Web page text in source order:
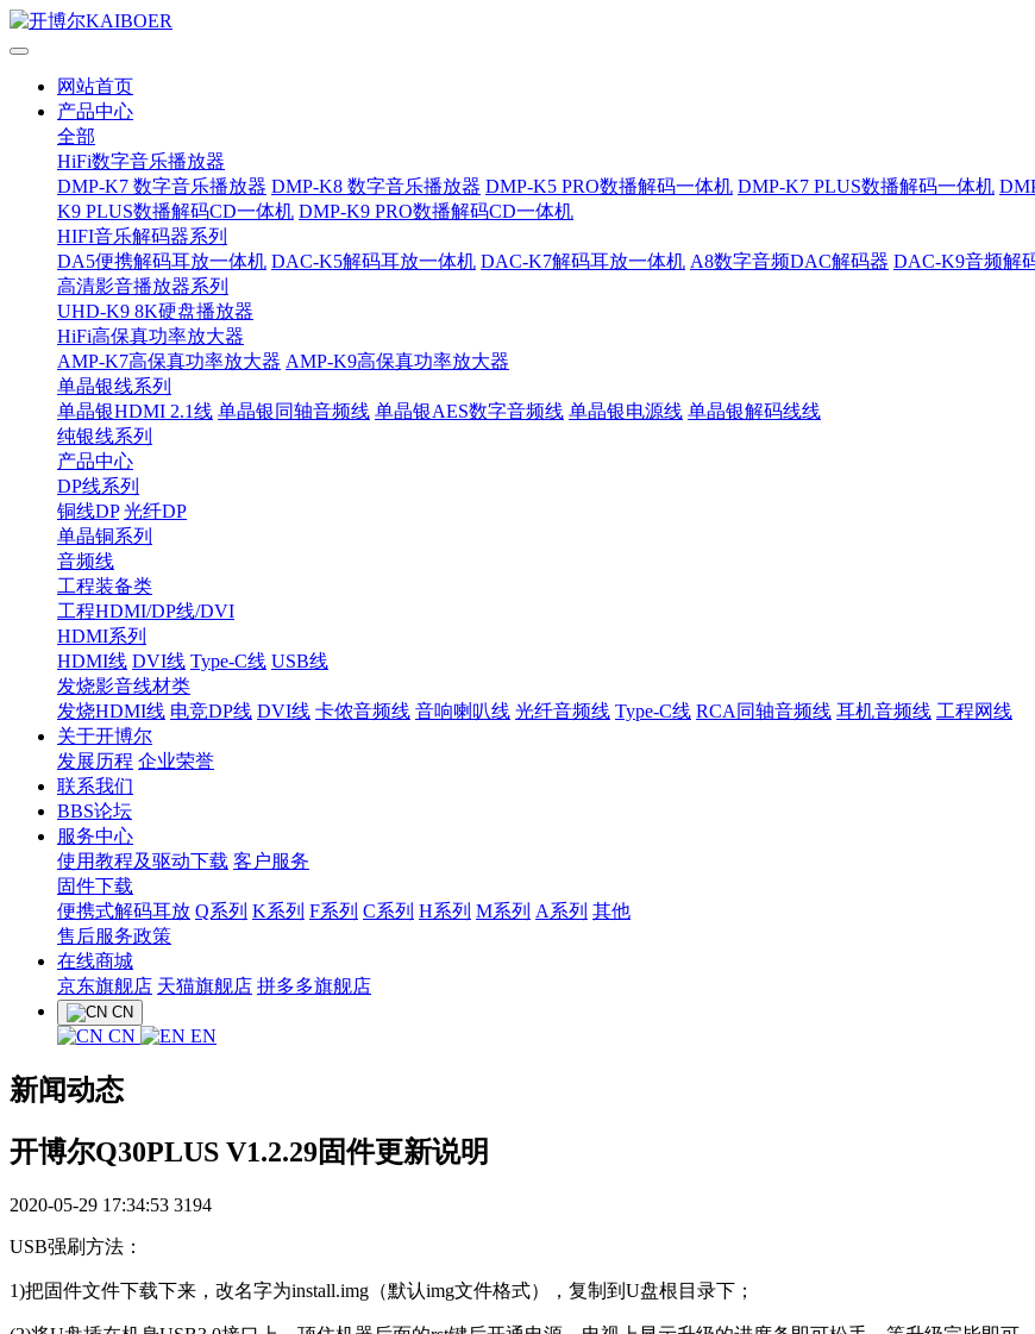
网站首页
产品中心
全部
HiFi数字音乐播放器
DMP-K7 数字音乐播放器 DMP-K8 数字音乐播放器 DMP-K5 PRO数播解码一体机 DMP-K7 PLUS数播解码一体机
K9 PLUS数播解码CD一体机 DMP-K9 PRO数播解码CD一体机
HIFI音乐解码器系列
DA5便携解码耳放一体机 DAC-K5解码耳放一体机 DAC-K7解码耳放一体机 A8数字音频DAC解码器 DAC-K9音频解
高清影音播放器系列
UHD-K9 8K硬盘播放器
HiFi高保真功率放大器
AMP-K7高保真功率放大器 AMP-K9高保真功率放大器
单晶银线系列
单晶银HDMI 2.1线 单晶银同轴音频线 单晶银AES数字音频线 单晶银电源线 单晶银解码线线
纯银线系列
产品中心
DP线系列
铜线DP 光纤DP
单晶铜系列
音频线
工程装备类
工程HDMI/DP线/DVI
HDMI系列
HDMI线 DVI线 Type-C线 USB线
发烧影音线材类
发烧HDMI线 电竞DP线 DVI线 卡侬音频线 音响喇叭线 光纤音频线 Type-C线 RCA同轴音频线 耳机音频线 工程网线
关于开博尔
发展历程 企业荣誉
联系我们
BBS论坛
服务中心
使用教程及驱动下载 客户服务
固件下载
便携式解码耳放 Q系列 K系列 F系列 C系列 H系列 M系列 A系列 其他
售后服务政策
在线商城
京东旗舰店 天猫旗舰店 拼多多旗舰店
CN
CN EN
新闻动态
开博尔Q30PLUS V1.2.29固件更新说明
2020-05-29 17:34:53 3194
USB强刷方法：
1)把固件文件下载下来，改名字为install.img（默认img文件格式），复制到U盘根目录下；